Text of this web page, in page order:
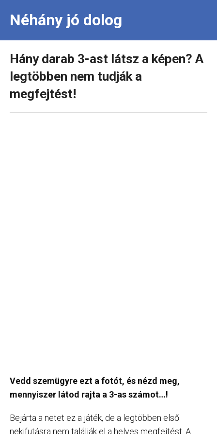
Néhány jó dolog
Hány darab 3-ast látsz a képen? A
legtöbben nem tudják a
megfejtést!
Vedd szem­ügyre ezt a fotót, és nézd meg,
mennyi­szer látod rajta a 3-as szá­mot…!
Bejárta a netet ez a játék, de a legtöbben első
nekifutásra nem találják el a helyes megfejtést. A